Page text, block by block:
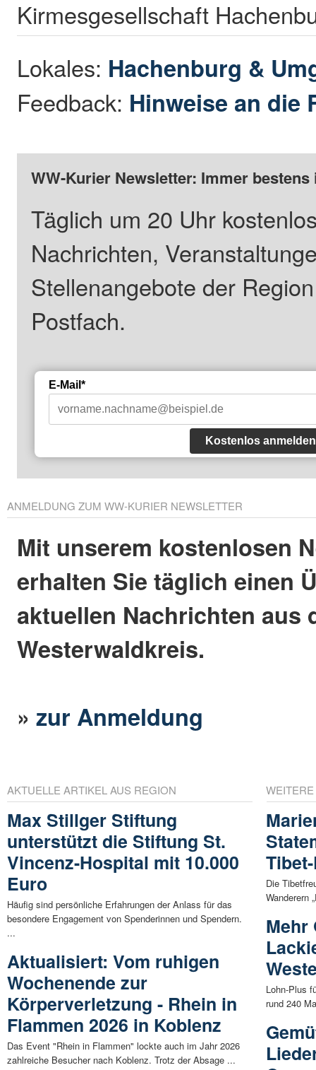
Kirmesgesellschaft
Lokales: Hachenburg &
Feedback: Hinweise an die
WW-Kurier Newsletter: Immer
Täglich um 20 Uhr
Nachrichten,
Stellenangebote der
Postfach.
E-Mail*
Kostenlos anmelden
ANMELDUNG ZUM WW-KURIER NEWSLETTER
Mit unserem kostenlosen
erhalten Sie täglich einen
aktuellen Nachrichten aus
Westerwaldkreis.
»zur Anmeldung
AKTUELLE ARTIKEL AUS REGION
Max Stillger Stiftung
unterstützt die Stiftung St.
Vincenz-Hospital mit 10.000
Euro
Häufig sind persönliche Erfahrungen der Anlass für das
besondere Engagement von Spenderinnen und Spendern.
...
Aktualisiert: Vom ruhigen
Wochenende zur
Körperverletzung - Rhein in
Flammen 2026 in Koblenz
Das Event "Rhein in Flammen" lockte auch im Jahr 2026
zahlreiche Besucher nach Koblenz. Trotz der Absage ...
Die
Wanderern
Mehr
Lohn-Plus
rund 240